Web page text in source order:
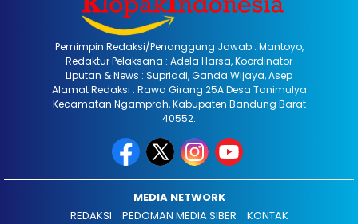
Pemimpin Redaksi/Penanggung Jawab : Mantoyo,
Redaktur Pelaksana : Adela Harsa, Koordinator
Liputan & News : Supriadi, Ganda Wijaya, Asep
Alamat Redaksi : Rawa Girang 25A Desa Tanimulya
Kecamatan Ngamprah, Kabupaten Bandung Barat
40552.
MEDIA NETWORK
REDAKSI
PEDOMAN MEDIA SIBER KONTAK